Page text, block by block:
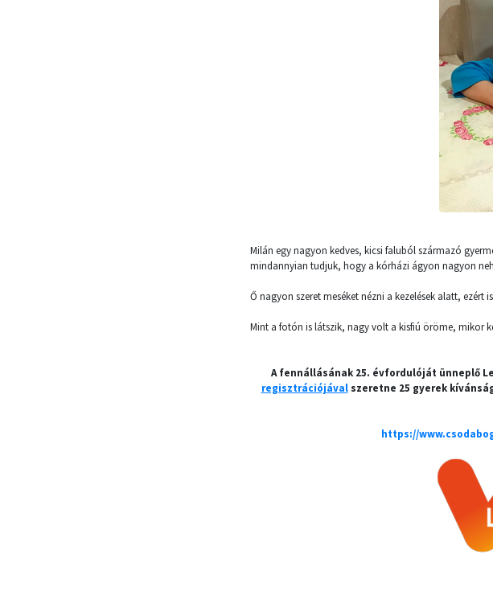
Milán egy nagyon kedves, kicsi faluból származó
mindannyian tudjuk, hogy a kórházi ágyon nagyon
Ő nagyon szeret meséket nézni a kezelések alatt,
Mint a fotón is látszik, nagy volt a kisfiú öröme, mikor
A fennállásának 25. évfordulóját ünneplő
regisztrációjávalszeretne 25 gyerek
https://